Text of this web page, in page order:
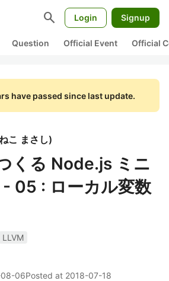
search Login Signup
Question Official Event Official
have passed since last update.
こ まさし)
くる Node.js ミニ
05 : ローカル変数
LLVM
06Posted at 2018-07-18